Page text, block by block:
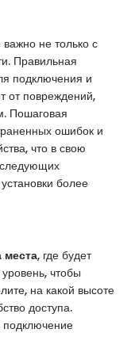
не только с
Правильная
подключения и
от повреждений,
Пошаговая
ошибок и
что в свою
более
места, где будет
чтобы
на какой высоте
доступа.
подключение